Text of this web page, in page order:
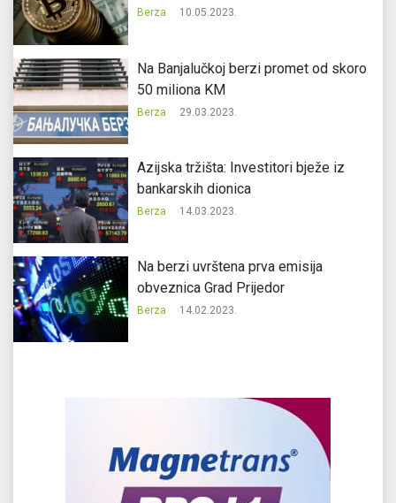
Berza 10.05.2023.
Na Banjalučkoj berzi promet od skoro
50 miliona KM
Berza 29.03.2023.
Azijska tržišta: Investitori bježe iz
bankarskih dionica
Berza 14.03.2023.
Na berzi uvrštena prva emisija
obveznica Grad Prijedor
Berza 14.02.2023.